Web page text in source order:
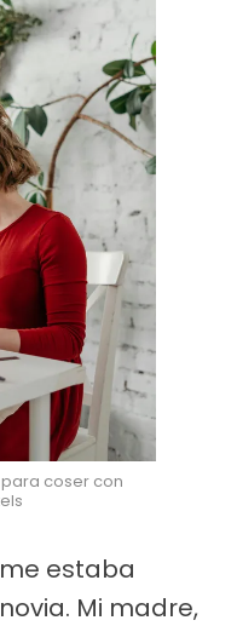
coser con
estaba
Mi madre,